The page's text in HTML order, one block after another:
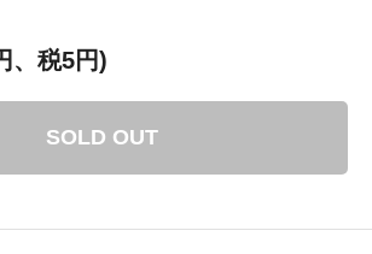
、税5円)
SOLD OUT